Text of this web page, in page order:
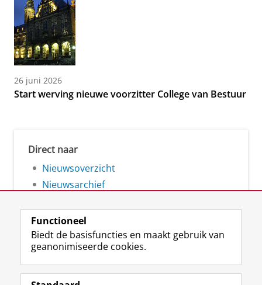
26 juni 2026
Start werving nieuwe voorzitter College van Bestuur
Direct naar
Nieuwsoverzicht
Nieuwsarchief
Volg de RUG
F
a
L
i
R
S
I
n
Y
o
Functioneel
Biedt de basisfuncties en maakt gebruik van
geanonimiseerde cookies.